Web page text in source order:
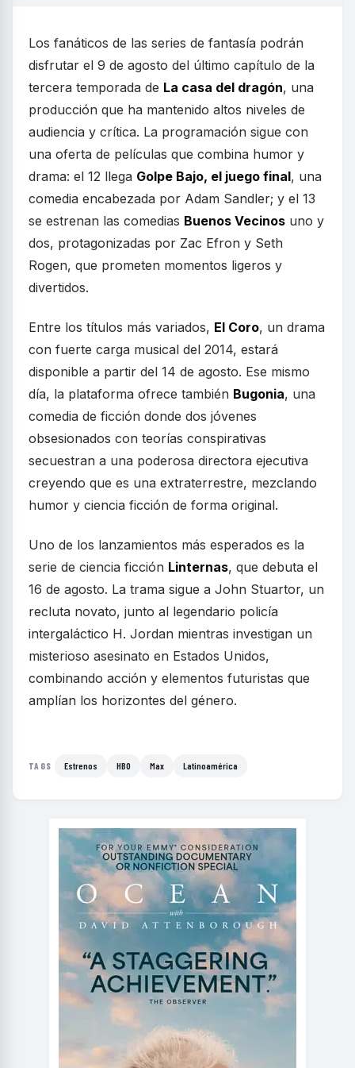
Los fanáticos de las series de fantasía podrán
disfrutar el 9 de agosto del último capítulo de la
tercera temporada de La casa del dragón, una
producción que ha mantenido altos niveles de
audiencia y crítica. La programación sigue con
una oferta de películas que combina humor y
drama: el 12 llega Golpe Bajo, el juego final, una
comedia encabezada por Adam Sandler; y el 13
se estrenan las comedias Buenos Vecinos uno y
dos, protagonizadas por Zac Efron y Seth
Rogen, que prometen momentos ligeros y
divertidos.
Entre los títulos más variados, El Coro, un drama
con fuerte carga musical del 2014, estará
disponible a partir del 14 de agosto. Ese mismo
día, la plataforma ofrece también Bugonia, una
comedia de ficción donde dos jóvenes
obsesionados con teorías conspirativas
secuestran a una poderosa directora ejecutiva
creyendo que es una extraterrestre, mezclando
humor y ciencia ficción de forma original.
Uno de los lanzamientos más esperados es la
serie de ciencia ficción Linternas, que debuta el
16 de agosto. La trama sigue a John Stuartor, un
recluta novato, junto al legendario policía
intergaláctico H. Jordan mientras investigan un
misterioso asesinato en Estados Unidos,
combinando acción y elementos futuristas que
amplían los horizontes del género.
TAGS Estrenos HBO Max Latinoamérica